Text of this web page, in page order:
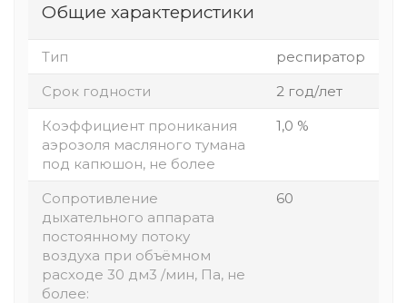
Общие характеристики
Тип
респиратор
Срок годности
2 год/лет
Коэффициент проникания
аэрозоля масляного тумана
под капюшон, не более
1,0 %
Сопротивление
дыхательного аппарата
постоянному потоку
воздуха при объёмном
расходе 30 дм3 /мин, Па, не
более:
60